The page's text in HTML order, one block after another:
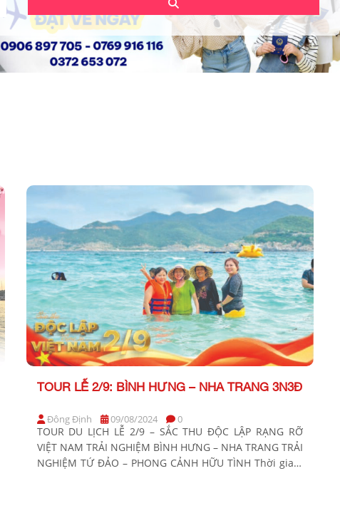
TOUR LỄ 2/9: BÌNH HƯNG – NHA TRANG 3N3Đ
Đông Định 09/08/2024 0
TOUR DU LỊCH LỄ 2/9 – SẮC THU ĐỘC LẬP RẠNG RỠ
VIỆT NAM TRẢI NGHIỆM BÌNH HƯNG – NHA TRANG TRẢI
NGHIỆM TỨ ĐẢO – PHONG CẢNH HỮU TÌNH Thời gian: